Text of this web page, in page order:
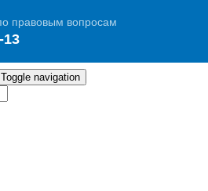
Toggle navigation